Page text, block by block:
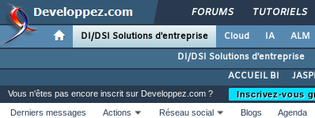
FORUMS TUTORIELS
DI/DSI Solutions d'entreprise Cloud IA ALM
DI/DSI Solutions d'entreprise
ACCUEIL BI
Vous n'êtes pas encore inscrit sur Developpez.com ?
Inscrivez-vous
Derniers messages
Actions Réseau social Blogs Agenda